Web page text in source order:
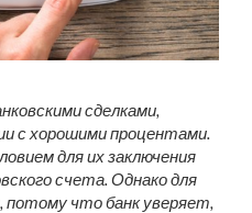
сделками,
с хорошими процентами.
для их заключения
счета. Однако для
потому что банк уверяет,